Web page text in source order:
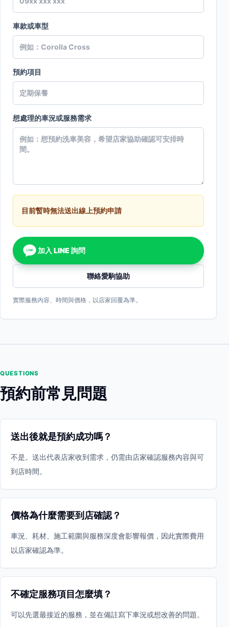
車款或車型
預約項目
想處理的車況或服務需求
目前暫時無法送出線上預約申請
LINE 加入 LINE 詢問
聯絡愛駒協助
實際服務內容、時間與價格，以店家回覆為準。
QUESTIONS
預約前常見問題
送出後就是預約成功嗎？
不是。送出代表店家收到需求，仍需由店家確認服務內容與可
到店時間。
價格為什麼需要到店確認？
車況、耗材、施工範圍與服務深度會影響報價，因此實際費用
以店家確認為準。
不確定服務項目怎麼填？
可以先選最接近的服務，並在備註寫下車況或想改善的問題。